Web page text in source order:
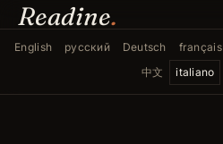
Readine.
English русский Deutsch français
中文
italiano